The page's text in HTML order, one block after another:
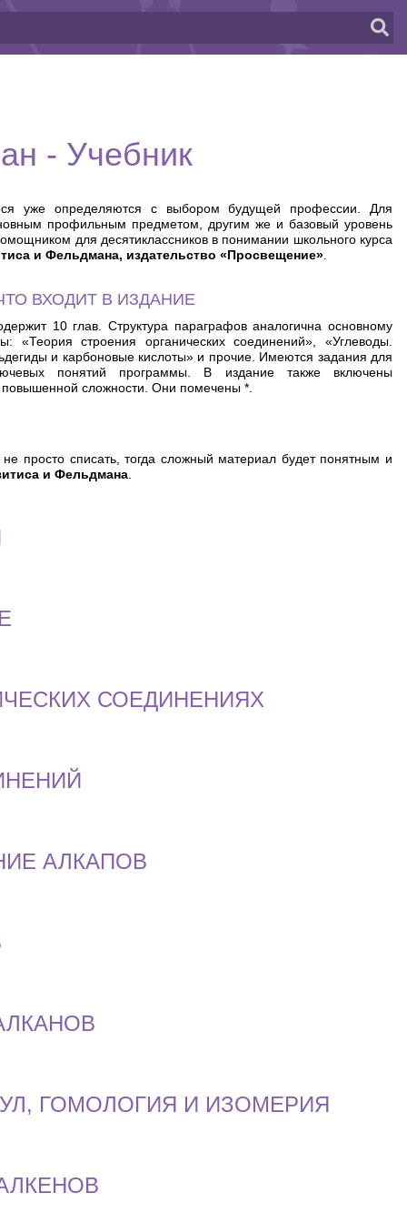
- Учебник
уже определяются с выбором будущей профессии. Для
профильным предметом, другим же и базовый уровень
для десятиклассников в понимании школьного курса
и Фельдмана, издательство «Просвещение»
ВХОДИТ В ИЗДАНИЕ
10 глав. Структура параграфов аналогична основному
«Теория строения органических соединений», «Углеводы.
и карбоновые кислоты» и прочие. Имеются задания для
понятий программы. В издание также включены
сложности. Они помечены *.
просто списать, тогда сложный материал будет понятным и
и Фельдмана
СОЕДИНЕНИЯХ
АЛКАПОВ
ГОМОЛОГИЯ И ИЗОМЕРИЯ